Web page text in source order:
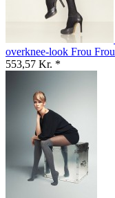
overknee-look Frou Frou
553,57 Kr. *